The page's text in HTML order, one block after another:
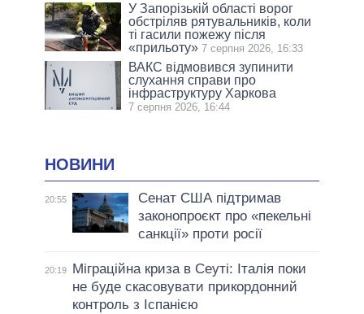
У Запорізькій області ворог
обстріляв рятувальників, коли
ті гасили пожежу після
«прильоту» 7 серпня 2026, 16:33
ВАКС відмовився зупинити
слухання справи про
інфраструктуру Харкова
7 серпня 2026, 16:44
НОВИНИ
20:55
Сенат США підтримав
законопроєкт про «пекельні
санкції» проти росії
20:19
Міграційна криза в Сеуті: Італія поки
не буде скасовувати прикордонний
контроль з Іспанією